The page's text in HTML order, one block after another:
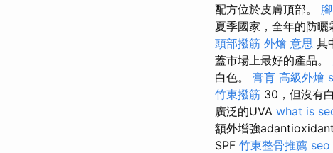
配方位於皮膚頂部。
夏季國家，全年的防曬
頭部撥筋 外燴 意思 其
蓋市場上最好的產品。
白色。 膏肓 高級外燴
竹東撥筋 30，但沒有
廣泛的UVA what is
額外增強
SPF 竹東整骨推薦 seo